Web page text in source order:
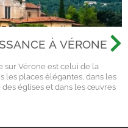
À VÉRONE
sur Vérone est celui de la
les places élégantes, dans les
des églises et dans les œuvres